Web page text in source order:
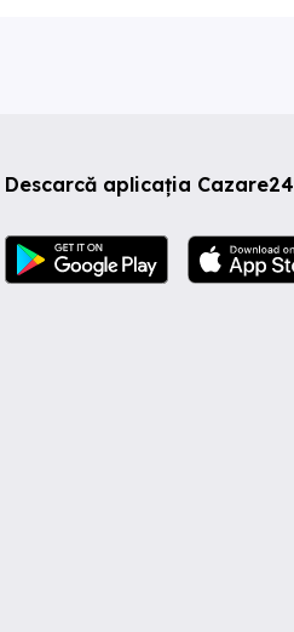
Descarcă aplicația Cazare24